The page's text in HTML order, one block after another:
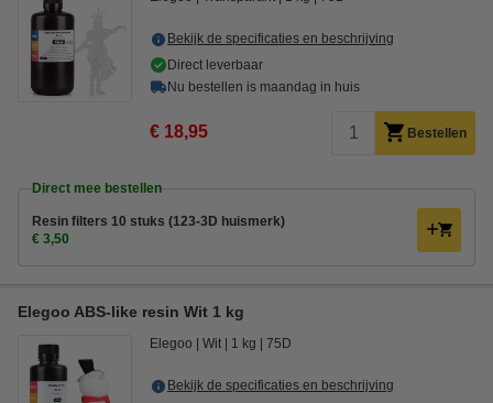
Bekijk de specificaties en beschrijving
Direct leverbaar
Nu bestellen is maandag in huis
€ 18,95 Bestellen
Direct mee bestellen
Resin filters 10 stuks (123-3D huismerk)
€ 3,50
Elegoo ABS-like resin Wit 1 kg
Elegoo Wit 1 kg 75D
Bekijk de specificaties en beschrijving